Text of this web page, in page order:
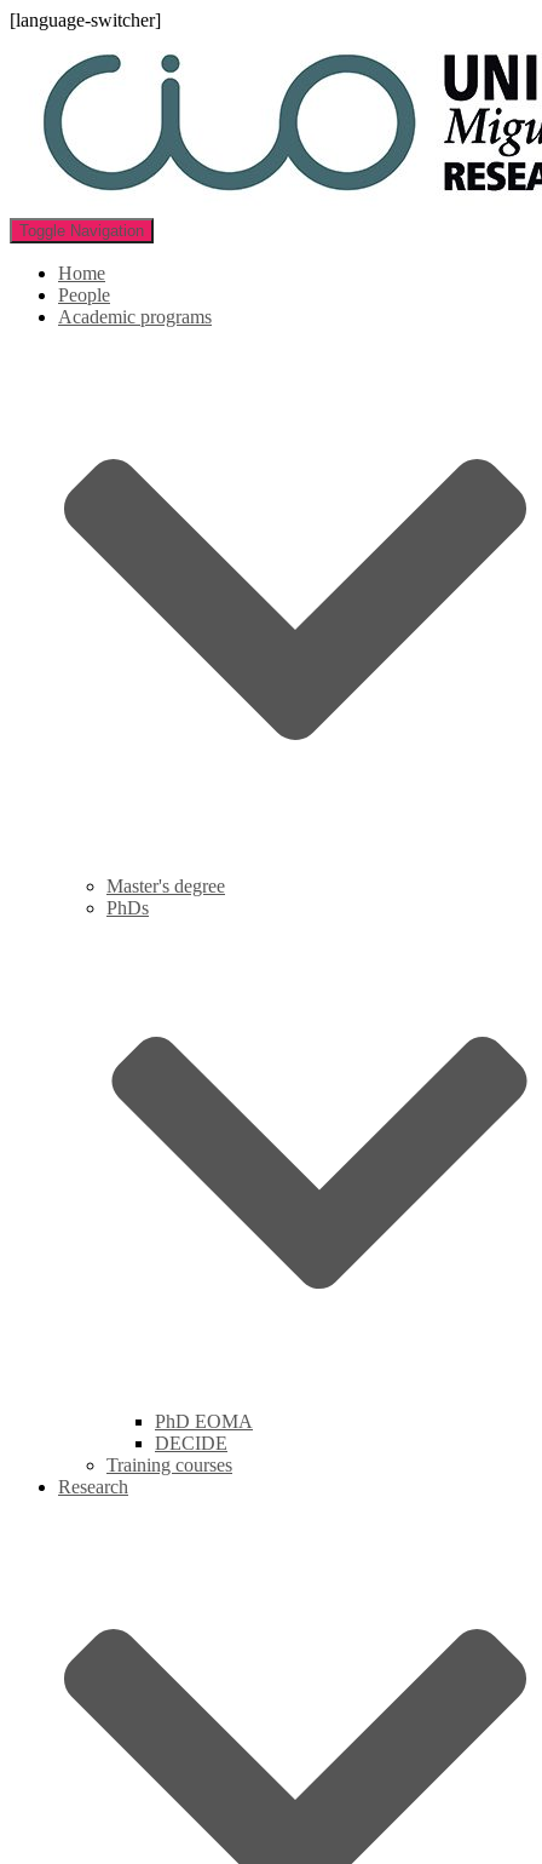
[language-switcher]
Toggle Navigation
Home
People
Academic programs
Master's degree
PhDs
PhD EOMA
DECIDE
Training courses
Research